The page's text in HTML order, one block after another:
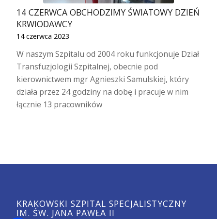
14 CZERWCA OBCHODZIMY ŚWIATOWY DZIEŃ
KRWIODAWCY
14 czerwca 2023
W naszym Szpitalu od 2004 roku funkcjonuje Dział
Transfuzjologii Szpitalnej, obecnie pod
kierownictwem mgr Agnieszki Samulskiej, który
działa przez 24 godziny na dobę i pracuje w nim
łącznie 13 pracowników
KRAKOWSKI SZPITAL SPECJALISTYCZNY
IM. ŚW. JANA PAWŁA II